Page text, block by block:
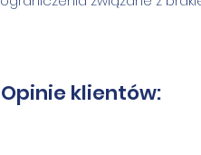
Opinie klientów: